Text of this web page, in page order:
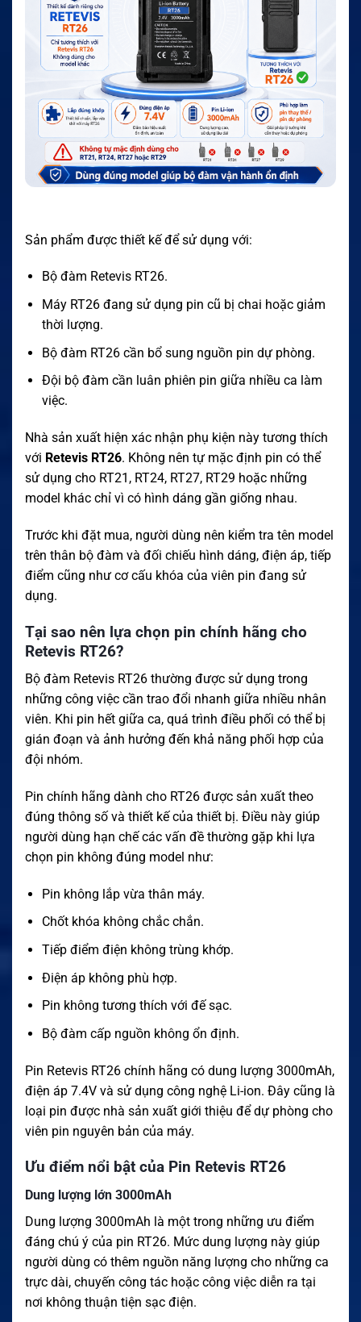
Sản phẩm được thiết kế để sử dụng với:
Bộ đàm Retevis RT26.
Máy RT26 đang sử dụng pin cũ bị chai hoặc giảm
thời lượng.
Bộ đàm RT26 cần bổ sung nguồn pin dự phòng.
Đội bộ đàm cần luân phiên pin giữa nhiều ca làm
việc.
Nhà sản xuất hiện xác nhận phụ kiện này tương thích
với Retevis RT26. Không nên tự mặc định pin có thể
sử dụng cho RT21, RT24, RT27, RT29 hoặc những
model khác chỉ vì có hình dáng gần giống nhau.
Trước khi đặt mua, người dùng nên kiểm tra tên model
trên thân bộ đàm và đối chiếu hình dáng, điện áp, tiếp
điểm cũng như cơ cấu khóa của viên pin đang sử
dụng.
Tại sao nên lựa chọn pin chính hãng cho
Retevis RT26?
Bộ đàm Retevis RT26 thường được sử dụng trong
những công việc cần trao đổi nhanh giữa nhiều nhân
viên. Khi pin hết giữa ca, quá trình điều phối có thể bị
gián đoạn và ảnh hưởng đến khả năng phối hợp của
đội nhóm.
Pin chính hãng dành cho RT26 được sản xuất theo
đúng thông số và thiết kế của thiết bị. Điều này giúp
người dùng hạn chế các vấn đề thường gặp khi lựa
chọn pin không đúng model như:
Pin không lắp vừa thân máy.
Chốt khóa không chắc chắn.
Tiếp điểm điện không trùng khớp.
Điện áp không phù hợp.
Pin không tương thích với đế sạc.
Bộ đàm cấp nguồn không ổn định.
Pin Retevis RT26 chính hãng có dung lượng 3000mAh,
điện áp 7.4V và sử dụng công nghệ Li-ion. Đây cũng là
loại pin được nhà sản xuất giới thiệu để dự phòng cho
viên pin nguyên bản của máy.
Ưu điểm nổi bật của Pin Retevis RT26
Dung lượng lớn 3000mAh
Dung lượng 3000mAh là một trong những ưu điểm
đáng chú ý của pin RT26. Mức dung lượng này giúp
người dùng có thêm nguồn năng lượng cho những ca
trực dài, chuyến công tác hoặc công việc diễn ra tại
nơi không thuận tiện sạc điện.